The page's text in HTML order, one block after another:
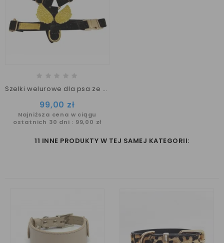
Szelki welurowe dla psa ze skrzydłami PUPPYMOUR
Cena
99,00 zł
Najniższa cena w ciągu
ostatnich 30 dni : 99,00 zł
11 INNE PRODUKTY W TEJ SAMEJ KATEGORII: